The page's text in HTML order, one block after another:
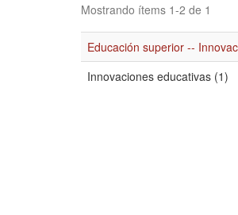
Mostrando ítems 1-2 de 1
Educación superior --
Innovaciones educativas (1)